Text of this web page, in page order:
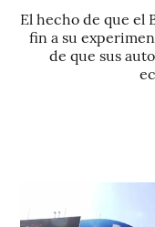
El hecho de que el
fin a su
de que sus